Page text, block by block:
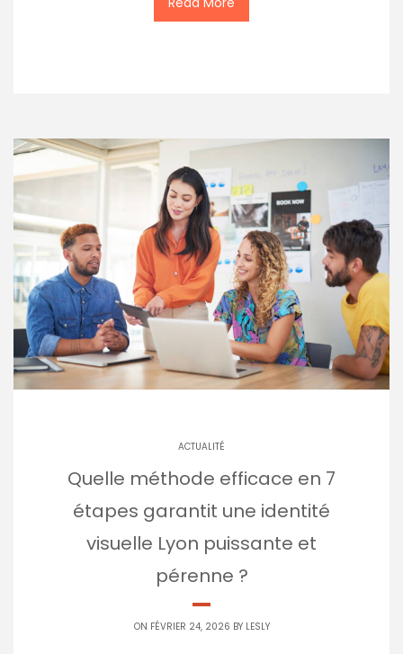
ACTUALITÉ
Quelle méthode efficace en 7
étapes garantit une identité
visuelle Lyon puissante et
pérenne ?
ON FÉVRIER 24, 2026 BY LESLY